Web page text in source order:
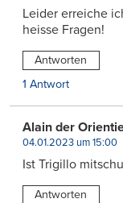
Leider erreiche
heisse Fragen!
Antworten
1 Antwort
Alain der
04.01.2023 um 15:00
Ist Trigillo
Antworten